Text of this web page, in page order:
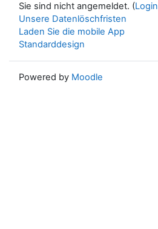
Sie sind nicht angemeldet. (Login
Unsere Datenlöschfristen
Laden Sie die mobile App
Standarddesign
Powered by Moodle